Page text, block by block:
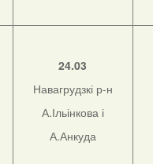
24.03
Навагрудзкі р-н
А.Ільінкова і
А.Анкуда